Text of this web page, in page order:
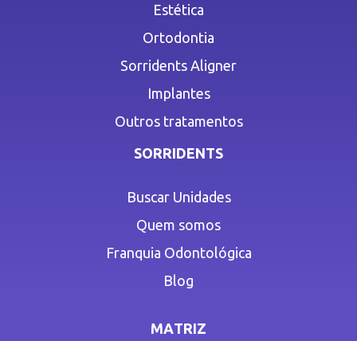
Estética
Ortodontia
Sorridents Aligner
Implantes
Outros tratamentos
SORRIDENTS
Buscar Unidades
Quem somos
Franquia Odontológica
Blog
MATRIZ